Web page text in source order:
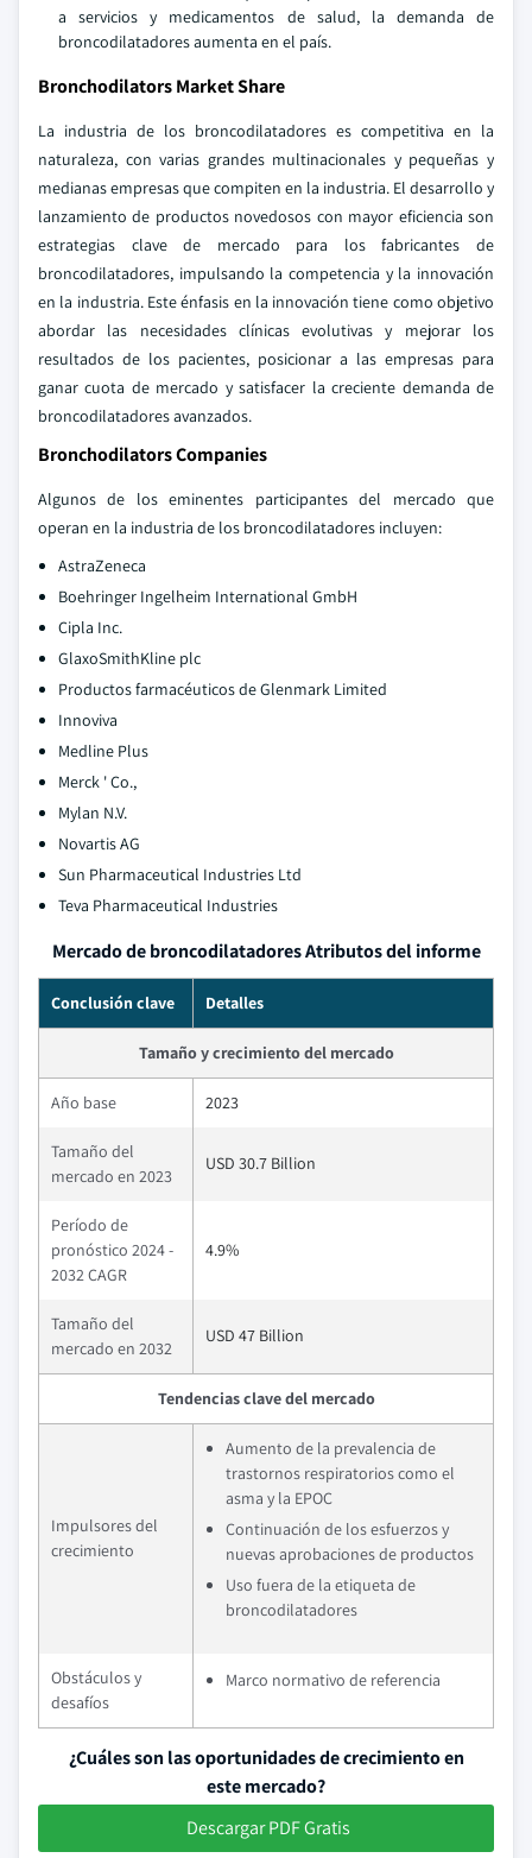
a servicios y medicamentos de salud, la demanda de
broncodilatadores aumenta en el país.
Bronchodilators Market Share
La industria de los broncodilatadores es competitiva en la
naturaleza, con varias grandes multinacionales y pequeñas y
medianas empresas que compiten en la industria. El desarrollo y
lanzamiento de productos novedosos con mayor eficiencia son
estrategias clave de mercado para los fabricantes de
broncodilatadores, impulsando la competencia y la innovación
en la industria. Este énfasis en la innovación tiene como objetivo
abordar las necesidades clínicas evolutivas y mejorar los
resultados de los pacientes, posicionar a las empresas para
ganar cuota de mercado y satisfacer la creciente demanda de
broncodilatadores avanzados.
Bronchodilators Companies
Algunos de los eminentes participantes del mercado que
operan en la industria de los broncodilatadores incluyen:
AstraZeneca
Boehringer Ingelheim International GmbH
Cipla Inc.
GlaxoSmithKline plc
Productos farmacéuticos de Glenmark Limited
Innoviva
Medline Plus
Merck ' Co.,
Mylan N.V.
Novartis AG
Sun Pharmaceutical Industries Ltd
Teva Pharmaceutical Industries
Mercado de broncodilatadores Atributos del informe
Conclusión clave Detalles
Tamaño y crecimiento del mercado
Año base 2023
Tamaño del
mercado en 2023
USD 30.7 Billion
Período de
pronóstico 2024 -
2032 CAGR
4.9%
Tamaño del
mercado en 2032
USD 47 Billion
Tendencias clave del mercado
Impulsores del
crecimiento
Aumento de la prevalencia de
trastornos respiratorios como el
asma y la EPOC
Continuación de los esfuerzos y
nuevas aprobaciones de productos
Uso fuera de la etiqueta de
broncodilatadores
Obstáculos y
desafíos
Marco normativo de referencia
¿Cuáles son las oportunidades de crecimiento en
este mercado?
Descargar PDF Gratis